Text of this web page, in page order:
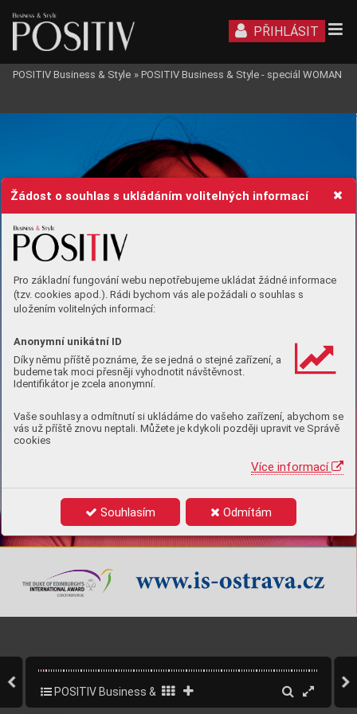
Žádost o souhlas s ukládáním volitelných informací
Pro základní fungování webu nepotřebujeme ukládat žádné informace
(tzv. cookies apod.). Rádi bychom vás ale požádali o souhlas s
uložením volitelných informací:
Anonymní unikátní ID
Díky němu příště poznáme, že se jedná o stejné zařízení, a
budeme tak moci přesněji vyhodnotit návštěvnost.
Identifikátor je zcela anonymní.
Vaše souhlasy a odmítnutí si ukládáme do vašeho zařízení, abychom se
vás už příště znovu neptali. Můžete je kdykoli později upravit ve Správě
cookies
Více informací
Souhlasím Odmítám
PŘIHLÁSIT
POSITIV Business & Style » POSITIV Business & Style - speciál WOMAN
POSITIV Business & Style - speciál WOMAN 3